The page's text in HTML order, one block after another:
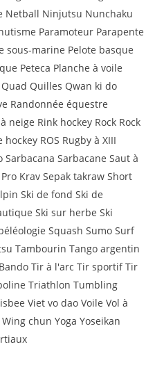
Netball Ninjutsu Nunchaku
Paramoteur Parapente
sous-marine Pelote basque
Peteca Planche à voile
Quilles Qwan ki do
Randonnée équestre
neige Rink hockey Rock Rock
ROS Rugby à XIII
Sarbacana Sarbacane Saut à
Krav Sepak takraw Short
Ski de fond Ski de
Ski sur herbe Ski
Squash Sumo Surf
Tambourin Tango argentin
Tir à l'arc Tir sportif Tir
Triathlon Tumbling
Viet vo dao Voile Vol à
chun Yoga Yoseikan